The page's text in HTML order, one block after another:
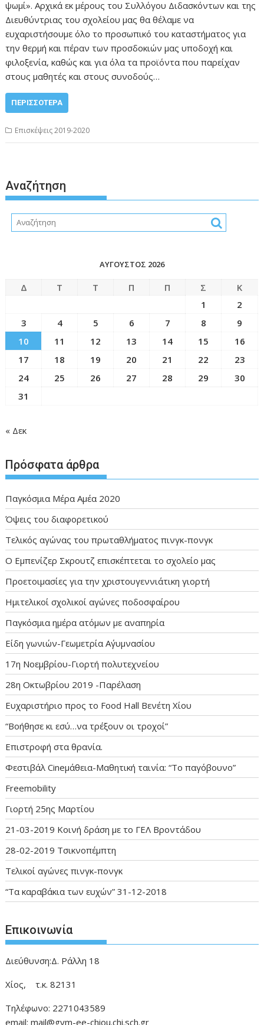
ψωμί». Αρχικά εκ μέρους του Συλλόγου Διδασκόντων και της
Διευθύντριας του σχολείου μας θα θέλαμε να
ευχαριστήσουμε όλο το προσωπικό του καταστήματος για
την θερμή και πέραν των προσδοκιών μας υποδοχή και
φιλοξενία, καθώς και για όλα τα προϊόντα που παρείχαν
στους μαθητές και στους συνοδούς…
ΠΕΡΙΣΣΌΤΕΡΑ
Επισκέψεις 2019-2020
Αναζήτηση
ΑΎΓΟΥΣΤΟΣ 2026
Δ Τ Τ Π Π Σ
Κ
1
2
3
4 5 6 7 8
9
10
11 12 13 14 15
16
17
18 19 20 21 22
23
24
25 26 27 28 29
30
31
« Δεκ
Πρόσφατα άρθρα
Παγκόσμια Μέρα Αμέα 2020
Όψεις του διαφορετικού
Τελικός αγώνας του πρωταθλήματος πινγκ-πονγκ
Ο Εμπενίζερ Σκρουτζ επισκέπτεται το σχολείο μας
Προετοιμασίες για την χριστουγεννιάτικη γιορτή
Ημιτελικοί σχολικοί αγώνες ποδοσφαίρου
Παγκόσμια ημέρα ατόμων με αναπηρία
Είδη γωνιών-Γεωμετρία Α΄γυμνασίου
17η Νοεμβρίου-Γιορτή πολυτεχνείου
28η Οκτωβρίου 2019 -Παρέλαση
Ευχαριστήριο προς το Food Hall Βενέτη Χίου
“Βοήθησε κι εσύ…να τρέξουν οι τροχοί”
Επιστροφή στα θρανία.
Φεστιβάλ Cineμάθεια-Μαθητική ταινία: “Το παγόβουνο”
Freemobility
Γιορτή 25ης Μαρτίου
21-03-2019 Κοινή δράση με το ΓΕΛ Βροντάδου
28-02-2019 Τσικνοπέμπτη
Τελικοί αγώνες πινγκ-πονγκ
“Τα καραβάκια των ευχών” 31-12-2018
Επικοινωνία
Διεύθυνση:Δ. Ράλλη 18
Χίος, τ.κ. 82131
Τηλέφωνο: 2271043589
email: mail@gym-ee-chiou.chi.sch.gr